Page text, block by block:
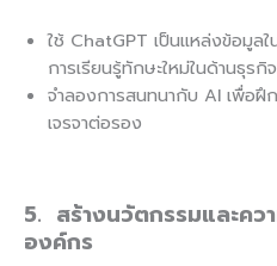
ใช้ ChatGPT เป็นแหล่งข้อมูลใ
การเรียนรู้ทักษะใหม่ในด้านธุร
จำลองการสนทนากับ AI เพื่อฝึ
เจรจาต่อรอง
5. สร้างนวัตกรรมและคว
องค์กร